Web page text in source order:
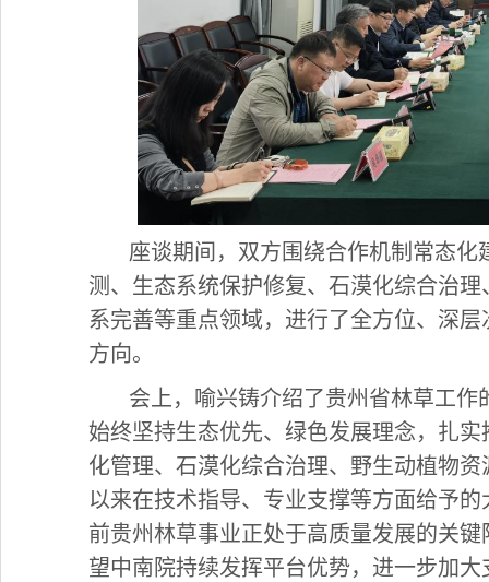
座谈期间，双方围绕合作机制常态
测、生态系统保护修复、石漠化综合治
系完善等重点领域，进行了全方位、深
方向。
会上，喻兴铸介绍了贵州省林草工
始终坚持生态优先、绿色发展理念，扎
化管理、石漠化综合治理、野生动植物
以来在技术指导、专业支撑等方面给予
前贵州林草事业正处于高质量发展的关
望中南院持续发挥平台优势，进一步加